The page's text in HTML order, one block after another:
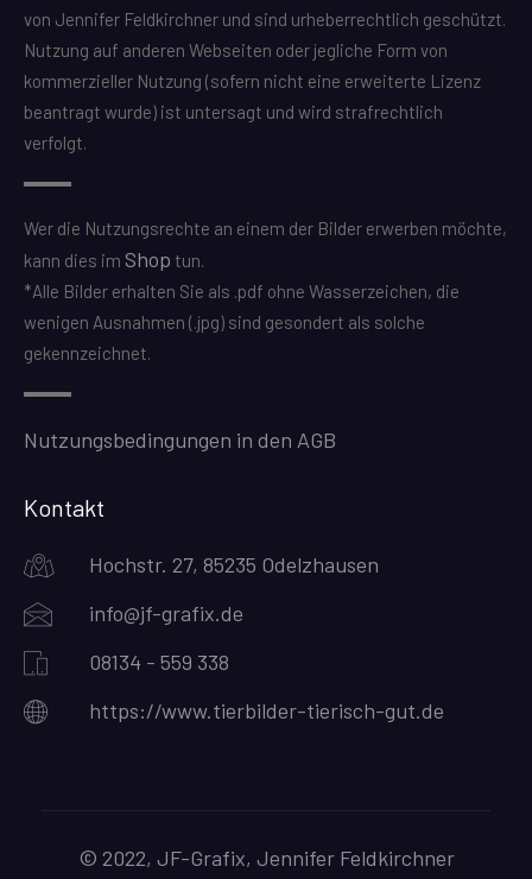
von Jennifer Feldkirchner und sind urheberrechtlich geschützt.
Nutzung auf anderen Webseiten oder jegliche Form von
kommerzieller Nutzung (sofern nicht eine erweiterte Lizenz
beantragt wurde) ist untersagt und wird strafrechtlich
verfolgt.
Wer die Nutzungsrechte an einem der Bilder erwerben möchte,
kann dies im Shop tun.
*Alle Bilder erhalten Sie als .pdf ohne Wasserzeichen, die
wenigen Ausnahmen (.jpg) sind gesondert als solche
gekennzeichnet.
Nutzungsbedingungen in den AGB
Kontakt
Hochstr. 27, 85235 Odelzhausen
info@jf-grafix.de
08134 - 559 338
https://www.tierbilder-tierisch-gut.de
© 2022, JF-Grafix, Jennifer Feldkirchner